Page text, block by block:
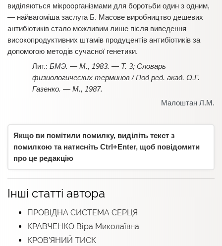
виділяються мікроорганізмами для боротьби один з одним,
— найвагоміша заслуга Б. Масове виробництво дешевих
антибіотиків стало можливим лише після виведення
високопродуктивних штамів продуцентів антибіотиків за
допомогою методів сучасної генетики.
БМЭ. — М., 1983. — Т. 3; Словарь
физиологических терминов / Под ред. акад. О.Г.
Газенко. — М., 1987.
Малоштан Л.М.
Якщо ви помітили помилку, виділіть текст з
помилкою та натисніть Ctrl+Enter, щоб повідомити
про це редакцію
Інші статті автора
ПРОВІДНА СИСТЕМА СЕРЦЯ
КРАВЧЕНКО Віра Миколаївна
КРОВ’ЯНИЙ ТИСК